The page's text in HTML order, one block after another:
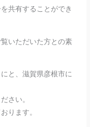
共有することができ
いただいた方との素
と、滋賀県彦根市に
さい。
ります。